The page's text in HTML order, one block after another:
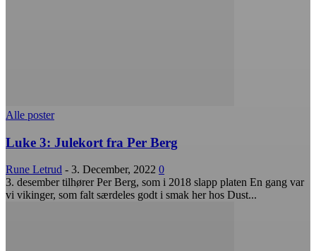
Alle poster
Luke 3: Julekort fra Per Berg
Rune Letrud - 3. December, 2022 0
3. desember tilhører Per Berg, som i 2018 slapp platen En gang var
vi vikinger, som falt særdeles godt i smak her hos Dust...